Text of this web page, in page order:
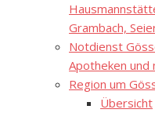
Grambach,
Notdienst
Apotheken und
Region um
Übersicht